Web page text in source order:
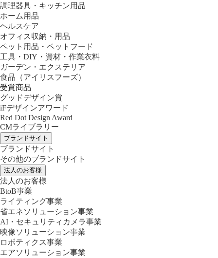
調理器具・キッチン用品
ホーム用品
ヘルスケア
オフィス収納・用品
ペット用品・ペットフード
工具・DIY・資材・作業衣料
ガーデン・エクステリア
食品 （アイリスフーズ）
受賞商品
グッドデザイン賞
iFデザインアワード
Red Dot Design Award
CMライブラリー
ブランドサイト
ブランドサイト
その他のブランドサイト
法人のお客様
法人のお客様
BtoB事業
ライティング事業
省エネソリューション事業
AI・セキュリティカメラ事業
映像ソリューション事業
ロボティクス事業
エアソリューション事業